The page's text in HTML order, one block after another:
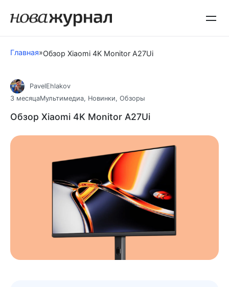
Главная»Обзор Xiaomi 4K Monitor A27Ui
PavelEhlakov
3 месяцаМультимедиа, Новинки, Обзоры
Обзор Xiaomi 4K Monitor A27Ui